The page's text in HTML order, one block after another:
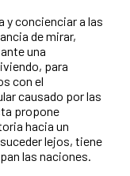
y concienciar a las
de mirar,
una
para
con el
causado por las
propone
hacia un
lejos, tiene
las naciones.